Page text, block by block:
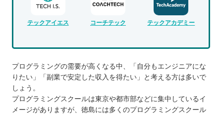
テックアイエス コーチテック テックアカデミー
プログラミングの需要が高くなる中、「自分もエンジニアにな
りたい」「副業で安定した収入を得たい」と考える方は多いで
しょう。
プログラミングスクールは東京や都市部などに集中しているイ
メージがありますが、徳島には多くのプログラミングスクール